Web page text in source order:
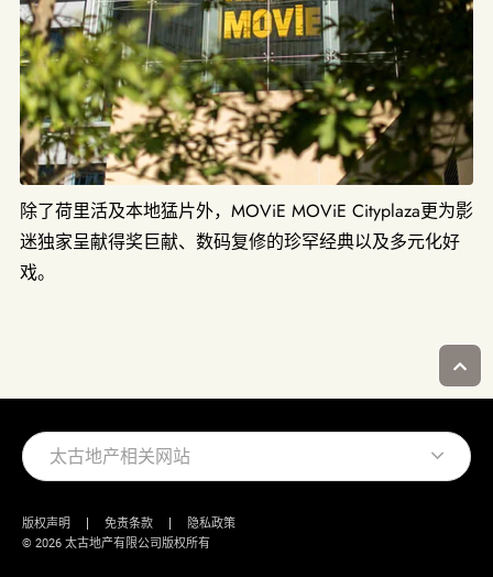
除了荷里活及本地猛片外，MOViE MOViE Cityplaza更为影
迷独家呈献得奖巨献、数码复修的珍罕经典以及多元化好
戏。
太古地产相关网站
版权声明 免责条款
隐私政策
© 2026 太古地产有限公司版权所有